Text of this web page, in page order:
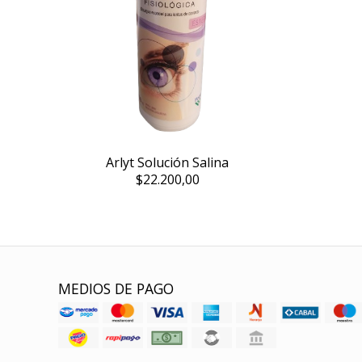
Arlyt Solución Salina
$22.200,00
MEDIOS DE PAGO